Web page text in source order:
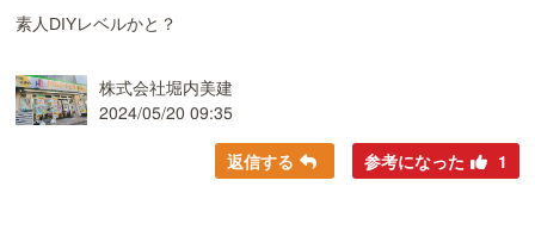
素人DIYレベルかと？
株式会社堀内美建
2024/05/20 09:35
返信する 参考になった 1